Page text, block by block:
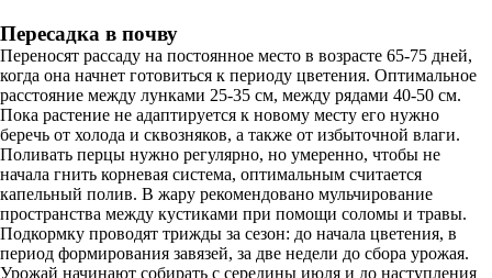
Пересадка в почву
Переносят рассаду на постоянное место в возрасте 65-75 дней,
когда она начнет готовиться к периоду цветения. Оптимальное
расстояние между лунками 25-35 см, между рядами 40-50 см.
Пока растение не адаптируется к новому месту его нужно
беречь от холода и сквозняков, а также от избыточной влаги.
Поливать перцы нужно регулярно, но умеренно, чтобы не
начала гнить корневая система, оптимальным считается
капельный полив. В жару рекомендовано мульчирование
пространства между кустиками при помощи соломы и травы.
Подкормку проводят трижды за сезон: до начала цветения, в
период формирования завязей, за две недели до сбора урожая.
Урожай начинают собирать с середины июля и до наступления